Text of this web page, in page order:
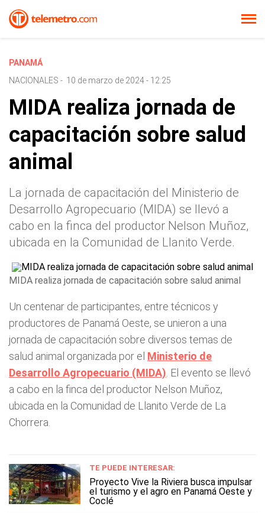
PANAMÁ
NACIONALES - 10 de marzo de 2024 - 12:25
MIDA realiza jornada de
capacitación sobre salud
animal
La jornada de capacitación del Ministerio de
Desarrollo Agropecuario (MIDA) se llevó a
cabo en la finca del productor Nelson Muñoz,
ubicada en la Comunidad de Llanito Verde.
MIDA realiza jornada de capacitación sobre salud animal
Un centenar de participantes, entre técnicos y
productores de Panamá Oeste, se unieron a una
jornada de capacitación sobre diversos temas de
salud animal organizada por el Ministerio de
Desarrollo Agropecuario (MIDA) . El evento se llevó
a cabo en la finca del productor Nelson Muñoz,
ubicada en la Comunidad de Llanito Verde de La
Chorrera.
TE PUEDE INTERESAR:
Proyecto Vive la Riviera busca impulsar
el turismo y el agro en Panamá Oeste y
Coclé